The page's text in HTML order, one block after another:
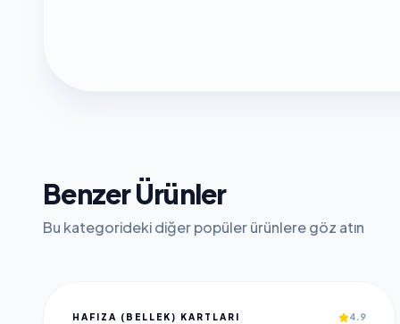
Benzer Ürünler
Bu kategorideki diğer popüler ürünlere göz atın
HAFIZA (BELLEK) KARTLARI 4.9